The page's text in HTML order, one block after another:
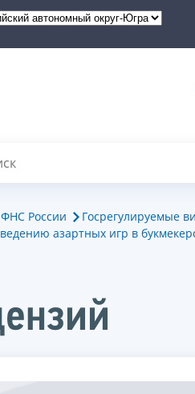
России
Госрегулируемые
азартных игр в